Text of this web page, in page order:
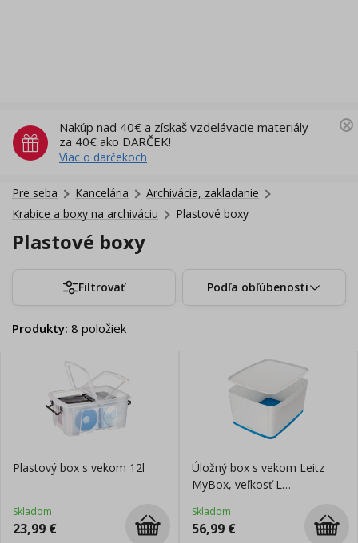
Nakúp nad 40€ a získaš vzdelávacie materiály
za 40€ ako DARČEK!
Viac o darčekoch
Pre seba Kancelária
Archivácia, zakladanie
Krabice a boxy na archiváciu
Plastové boxy
Plastové boxy
Filtrovať Podľa obľúbenosti
Produkty: 8 položiek
Plastový box s vekom 12l
Skladom
23,99 €
Úložný box s vekom Leitz
MyBox, veľkosť L
Skladom
56,99 €